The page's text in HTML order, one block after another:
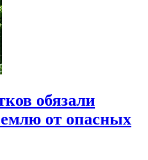
обязали
от опасных